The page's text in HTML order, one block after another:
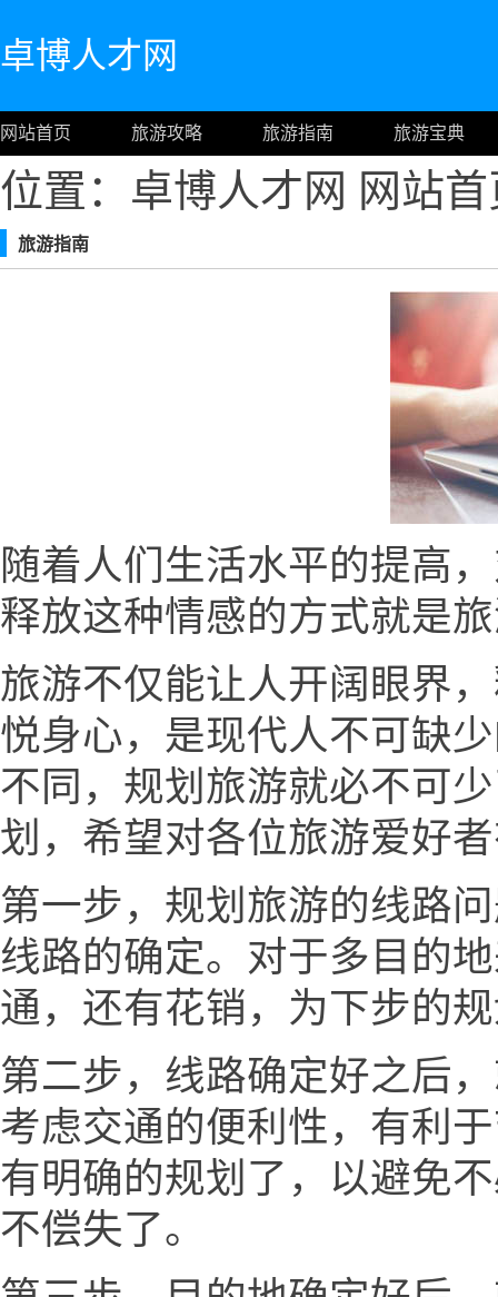
卓博人才网
网站首页 旅游攻略 旅游指南 旅游宝典
位置：卓博人才网 网站
旅游指南
随着人们生活水平的提高
释放这种情感的方式就是
旅游不仅能让人开阔眼界
悦身心，是现代人不可缺
不同，规划旅游就必不可
划，希望对各位旅游爱好
第一步，规划旅游的线路
线路的确定。对于多目的
通，还有花销，为下步的
第二步，线路确定好之后
考虑交通的便利性，有利
有明确的规划了，以避免
不偿失了。